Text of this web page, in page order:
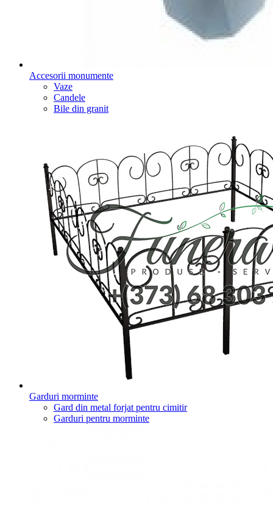
Accesorii monumente
Vaze
Candele
Bile din granit
Garduri morminte
Gard din metal forjat pentru cimitir
Garduri pentru morminte